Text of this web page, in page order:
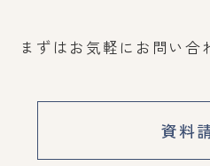
まずはお気軽にお問い合
資料